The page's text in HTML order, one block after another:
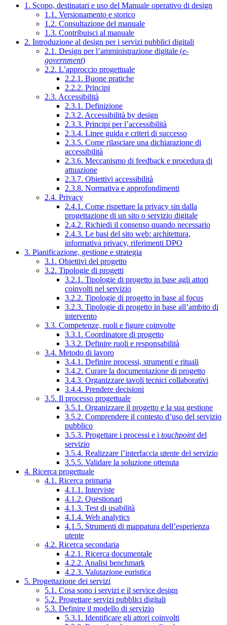
1. Scopo, destinatari e uso del Manuale operativo di design
1.1. Versionamento e storico
1.2. Consultazione del manuale
1.3. Contribuisci al manuale
2. Introduzione al design per i servizi pubblici digitali
2.1. Design per l’amministrazione digitale (e-
government)
2.2. L’approccio progettuale
2.2.1. Buone pratiche
2.2.2. Principi
2.3. Accessibilità
2.3.1. Definizione
2.3.2. Accessibilità by design
2.3.3. Principi per l’accessibilità
2.3.4. Linee guida e criteri di successo
2.3.5. Come rilasciare una dichiarazione di
accessibilità
2.3.6. Meccanismo di feedback e procedura di
attuazione
2.3.7. Obiettivi accessibilità
2.3.8. Normativa e approfondimenti
2.4. Privacy
2.4.1. Come rispettare la privacy sin dalla
progettazione di un sito o servizio digitale
2.4.2. Richiedi il consenso quando necessario
2.4.3. Le basi del sito web: architettura,
informativa privacy, riferimenti DPO
3. Pianificazione, gestione e strategia
3.1. Obiettivi del progetto
3.2. Tipologie di progetti
3.2.1. Tipologie di progetto in base agli attori
coinvolti nel servizio
3.2.2. Tipologie di progetto in base al focus
3.2.3. Tipologie di progetto in base all’ambito di
intervento
3.3. Competenze, ruoli e figure coinvolte
3.3.1. Coordinatore di progetto
3.3.2. Definire ruoli e responsabilità
3.4. Metodo di lavoro
3.4.1. Definire processi, strumenti e rituali
3.4.2. Curare la documentazione di progetto
3.4.3. Organizzare tavoli tecnici collaborativi
3.4.4. Prendere decisioni
3.5. Il processo progettuale
3.5.1. Organizzare il progetto e la sua gestione
3.5.2. Comprendere il contesto d’uso del servizio
pubblico
3.5.3. Progettare i processi e i touchpointdel
servizio
3.5.4. Realizzare l’interfaccia utente del servizio
3.5.5. Validare la soluzione ottenuta
4. Ricerca progettuale
4.1. Ricerca primaria
4.1.1. Interviste
4.1.2. Questionari
4.1.3. Test di usabilità
4.1.4. Web analytics
4.1.5. Strumenti di mappatura dell’esperienza
utente
4.2. Ricerca secondaria
4.2.1. Ricerca documentale
4.2.2. Analisi benchmark
4.2.3. Valutazione euristica
5. Progettazione dei servizi
5.1. Cosa sono i servizi e il service design
5.2. Progettare servizi pubblici digitali
5.3. Definire il modello di servizio
5.3.1. Identificare gli attori coinvolti